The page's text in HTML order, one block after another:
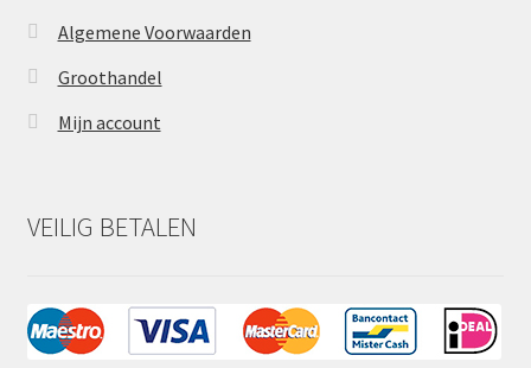
Algemene Voorwaarden
Groothandel
Mijn account
VEILIG BETALEN